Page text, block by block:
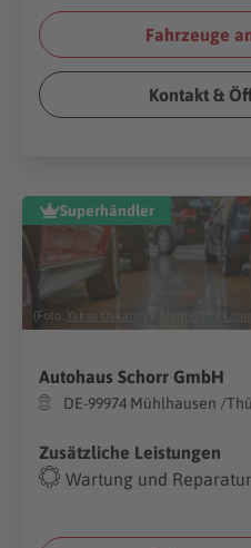
Fahrzeuge
Kontakt &
Superhändler
(Foto: Yakov Oskanov Shutterstock.com
Autohaus Schorr GmbH
DE-99974 Mühlhausen /
Zusätzliche Leistungen
Wartung und Reparatur